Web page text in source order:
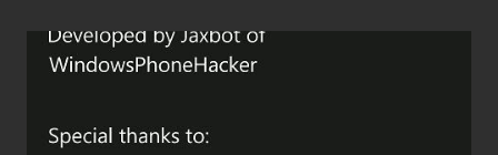
genialny pomysł. Połączył założenia achievementów ze
żartów dodał wątek "A co gdyby, Visual Studio miało